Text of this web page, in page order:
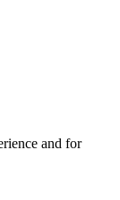
and for